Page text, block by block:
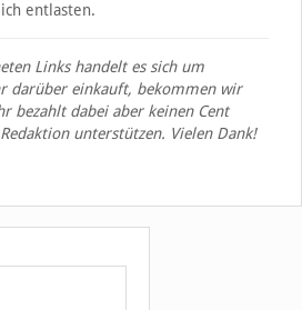
entlasten.
Links handelt es sich um
darüber einkauft, bekommen wir
bezahlt dabei aber keinen Cent
unterstützen. Vielen Dank!